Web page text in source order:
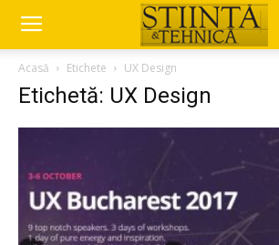
Acasă Etichete UX Design
Etichetă: UX Design